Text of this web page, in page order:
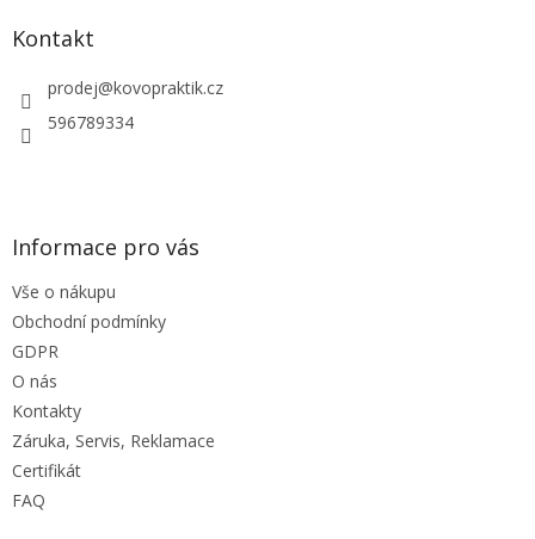
Kontakt
prodej@kovopraktik.cz
596789334
Informace pro vás
Vše o nákupu
Obchodní podmínky
GDPR
O nás
Kontakty
Záruka, Servis, Reklamace
Certifikát
FAQ